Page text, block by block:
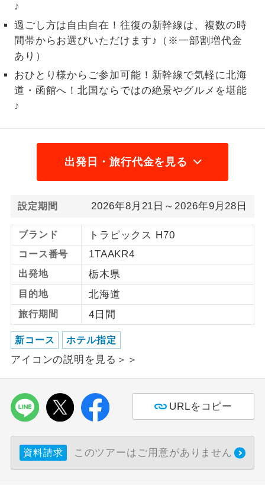
♪
過ごし方は自由自在！往復の新幹線は、複数の時
間帯からお選びいただけます♪（※一部割増代金
あり）
おひとり様からご参加可能！新幹線で気軽に北海
道・函館へ！北国ならではの絶景やグルメを堪能
♪
出発日・旅行代金を見る
設定期間 2026年8月21日～2026年9月28日
ブランド トラピックス H70
コース番号 1TAAKR4
出発地 栃木県
目的地 北海道
旅行期間 4日間
新コース ホテル指定
アイコンの説明を見る＞＞
URLをコピー
資料請求 このツアーはご用意がありません
コースです。
ご夫婦限定
ご夫婦限定でご参加いただけるコースで
女性限定
す。
航空会社指定
利用航空会社が指定なので、ご出発の計
ホテル指定
す。
おひとり様バ
ス2席利用
おひとり様でバス席を2席利⽤できま
す。